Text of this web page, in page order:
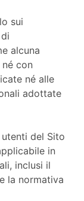
sui
alcuna
con
né alle
adottate
del Sito
in
inclusi il
la normativa